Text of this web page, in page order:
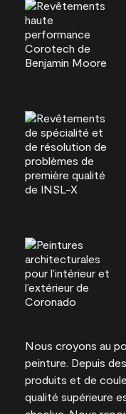
Nous croyons au
peinture. Depuis
produits et de
qualité supérieure